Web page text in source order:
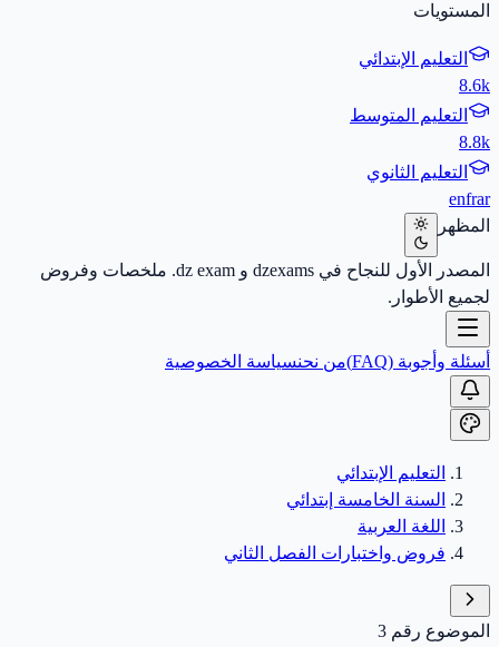
المستويات
التعليم الإبتدائي
8.6k
التعليم المتوسط
8.8k
التعليم الثانوي
enfrar
المظهر
المصدر الأول للنجاح في dzexams و dz exam. ملخصات وفروض
لجميع الأطوار.
أسئلة وأجوبة (FAQ) من نحنسياسة الخصوصية
التعليم الإبتدائي
السنة الخامسة إبتدائي
اللغة العربية
فروض واختبارات الفصل الثاني
الموضوع رقم 3